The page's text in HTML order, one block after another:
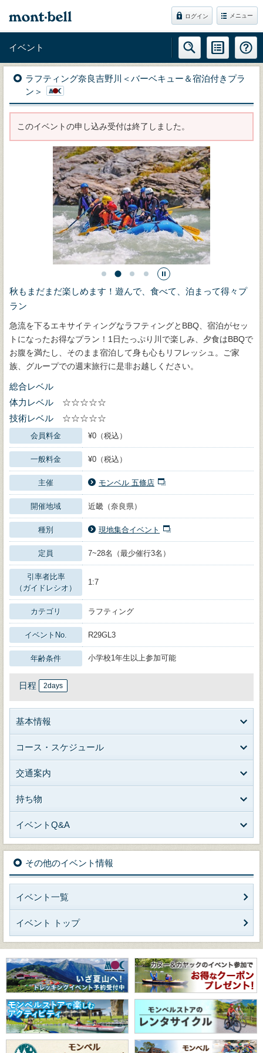
ログイン メニュー
イベント
ラフティング奈良吉野川＜バーベキュー＆宿泊付きプラ
ン＞
このイベントの申し込み受付は終了しました。
秋もまだまだ楽しめます！遊んで、食べて、泊まって得々プ
ラン
急流を下るエキサイティングなラフティングとBBQ、宿泊がセッ
トになったお得なプラン！1日たっぷり川で楽しみ、夕食はBBQで
お腹を満たし、そのまま宿泊して身も心もリフレッシュ。ご家
族、グループでの週末旅行に是非お越しください。
総合レベル
体力レベル
☆☆☆☆☆
技術レベル
☆☆☆☆☆
会員料金 ¥0（税込）
一般料金 ¥0（税込）
主催 モンベル 五條店
開催地域 近畿（奈良県）
種別 現地集合イベント
定員 7~28名（最少催行3名）
引率者比率
（ガイドレシオ）
1:7
カテゴリ ラフティング
イベントNo. R29GL3
年齢条件 小学校1年生以上参加可能
日程 2days
基本情報
コース・スケジュール
交通案内
持ち物
イベントQ&A
その他のイベント情報
イベント一覧
イベント トップ